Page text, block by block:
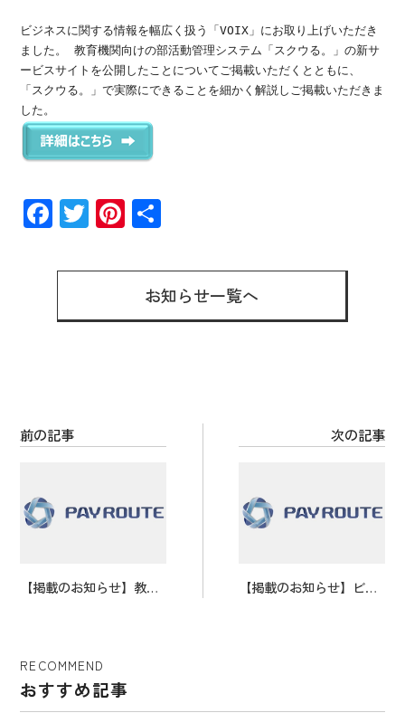
ビジネスに関する情報を幅広く扱う「VOIX」にお取り上げいただき
ました。 教育機関向けの部活動管理システム「スクウる。」の新サ
ービスサイトを公開したことについてご掲載いただくとともに、
「スクウる。」で実際にできることを細かく解説しご掲載いただきま
した。
F
ac
e
o
T
wi
tt
Pi
nt
er
es
t
お知らせ一覧へ
前の記事
【掲載のお知らせ】教育
次の記事
【掲載のお知らせ】ビジ
RECOMMEND
おすすめ記事